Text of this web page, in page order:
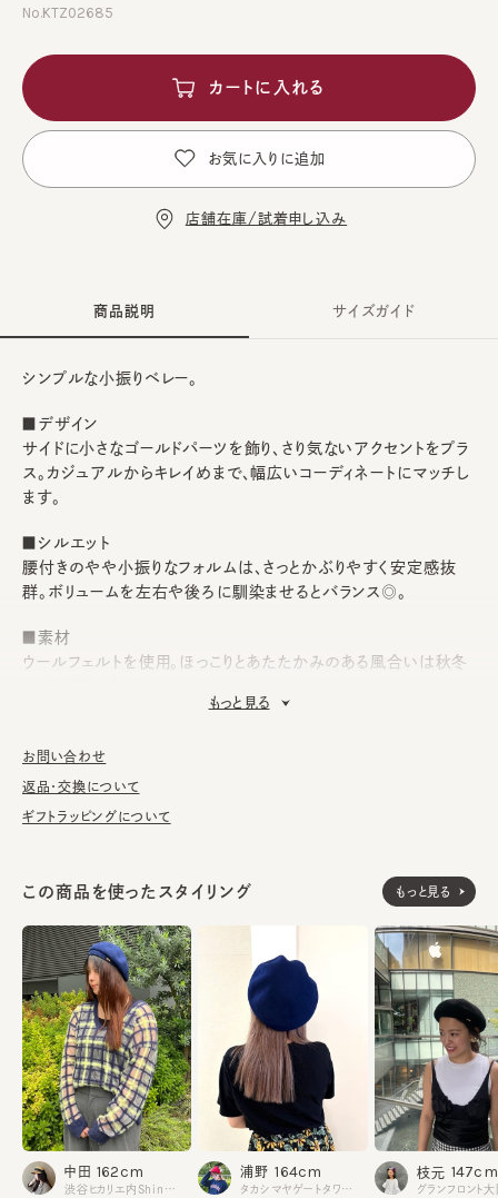
No.KTZ02685
カートに入れる
お気に入りに追加
店舗在庫/試着申し込み
商品説明
シンプルな小振りベレー。
■デザイン
サイドに小さなゴールドパーツを飾り、さり気ないアクセントをプラ
ス。カジュアルからキレイめまで、幅広いコーディネートにマッチし
ます。
■シルエット
腰付きのやや小振りなフォルムは、さっとかぶりやすく安定感抜
群。ボリュームを左右や後ろに馴染ませるとバランス◎。
■素材
ウールフェルトを使用。ほっこりとあたたかみのある風合いは秋冬
洗濯不可。汚れにつきましては、消臭・抗菌用のスプレーや、帽子
が汚れてしまう前の対策として、汗止めのハットライナーのお勧め
出してください。逆向きに引っ張るとスベリを破損する可能性がご
ざいます。）
素材 ウール100%
生産国 made in JAPAN
もっと見る
サイズガイド
お問い合わせ
返品・交換について
ギフトラッピングについて
この商品を使ったスタイリング もっと見る
中田 162cm
渋谷ヒカリエ内ShinQs
浦野 164cm
タカシマヤゲートタワーモール
枝元 147cm
グランフロント